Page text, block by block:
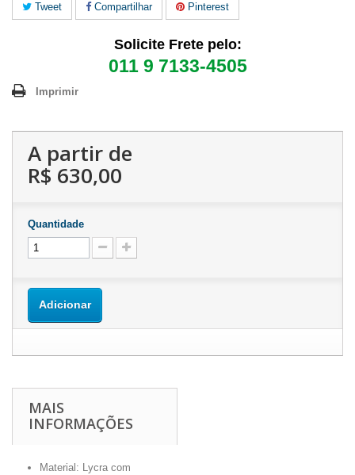
Tweet Compartilhar Pinterest
Solicite Frete pelo:
011 9 7133-4505
Imprimir
A partir de
R$ 630,00
Quantidade
Adicionar
MAIS
INFORMAÇÕES
Material: Lycra com